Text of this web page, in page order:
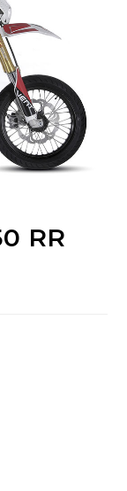
RR